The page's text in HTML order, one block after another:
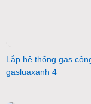
Lắp hệ thống gas
gasluaxanh 4